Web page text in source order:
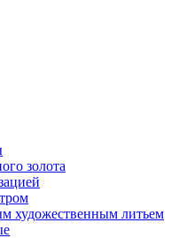
золота
художественным литьем